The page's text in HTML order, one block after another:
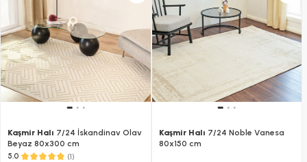
Kaşmir Halı 7/24 İskandinav Olav
Beyaz 80x300 cm
5.0 (1)
Kaşmir Halı 7/24 Noble Vanesa
80x150 cm